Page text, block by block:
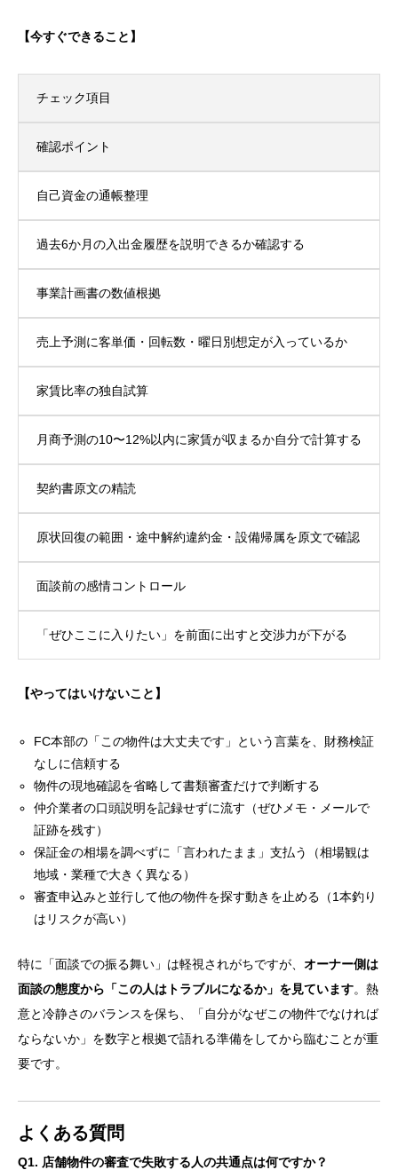
【今すぐできること】
チェック項目
確認ポイント
自己資金の通帳整理
過去6か月の入出金履歴を説明できるか確認する
事業計画書の数値根拠
売上予測に客単価・回転数・曜日別想定が入っているか
家賃比率の独自試算
月商予測の10〜12%以内に家賃が収まるか自分で計算する
契約書原文の精読
原状回復の範囲・途中解約違約金・設備帰属を原文で確認
面談前の感情コントロール
「ぜひここに入りたい」を前面に出すと交渉力が下がる
【やってはいけないこと】
FC本部の「この物件は大丈夫です」という言葉を、財務検証
なしに信頼する
物件の現地確認を省略して書類審査だけで判断する
仲介業者の口頭説明を記録せずに流す（ぜひメモ・メールで
証跡を残す）
保証金の相場を調べずに「言われたまま」支払う（相場観は
地域・業種で大きく異なる）
審査申込みと並行して他の物件を探す動きを止める（1本釣り
はリスクが高い）
特に「面談での振る舞い」は軽視されがちですが、 オーナー側は
面談の態度から「この人はトラブルになるか」を見ています。熱
意と冷静さのバランスを保ち、「自分がなぜこの物件でなければ
ならないか」を数字と根拠で語れる準備をしてから臨むことが重
要です。
よくある質問
Q1. 店舗物件の審査で失敗する人の共通点は何ですか？